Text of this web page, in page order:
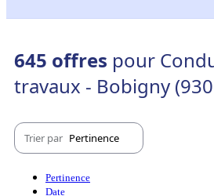
645 offres pour
travaux - Bobigny
Trier par Pertinence
Pertinence
Date